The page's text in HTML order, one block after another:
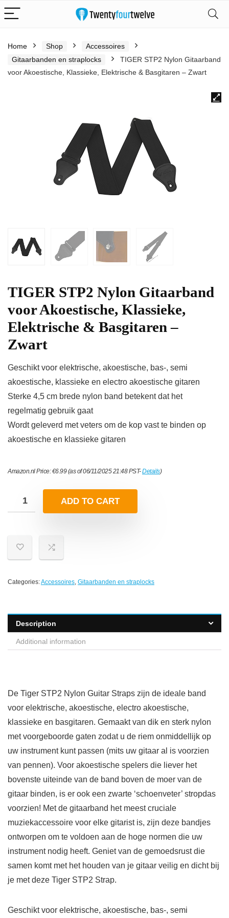
Home Shop
Accessoires
Gitaarbanden en straplocks
TIGER STP2 Nylon Gitaarband
voor Akoestische, Klassieke, Elektrische & Basgitaren – Zwart
TIGER STP2 Nylon Gitaarband
voor Akoestische, Klassieke,
Elektrische & Basgitaren –
Zwart
Geschikt voor elektrische, akoestische, bas-, semi
akoestische, klassieke en electro akoestische gitaren
Sterke 4,5 cm brede nylon band betekent dat het
regelmatig gebruik gaat
Wordt geleverd met veters om de kop vast te binden op
akoestische en klassieke gitaren
Amazon.nl Price:€6.99(as of 06/11/2025 21:48 PST-Details)
ADD TO CART
Categories:Accessoires, Gitaarbanden en straplocks
Description
Additional information
De Tiger STP2 Nylon Guitar Straps zijn de ideale band
voor elektrische, akoestische, electro akoestische,
klassieke en basgitaren. Gemaakt van dik en sterk nylon
met voorgeboorde gaten zodat u de riem onmiddellijk op
uw instrument kunt passen (mits uw gitaar al is voorzien
van pennen). Voor akoestische spelers die liever het
bovenste uiteinde van de band boven de moer van de
gitaar binden, is er ook een zwarte ‘schoenveter’ stropdas
voorzien! Met de gitaarband het meest cruciale
muziekaccessoire voor elke gitarist is, zijn deze bandjes
ontworpen om te voldoen aan de hoge normen die uw
instrument nodig heeft. Geniet van de gemoedsrust die
samen komt met het houden van je gitaar veilig en dicht bij
je met deze Tiger STP2 Strap.
Geschikt voor elektrische, akoestische, bas-, semi